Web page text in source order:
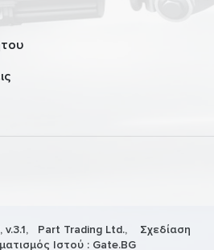
Part Trading Ltd., Σχεδίαση
Ιστού : Gate.BG